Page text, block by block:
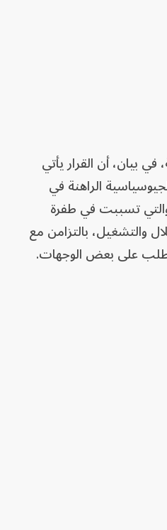
بيان، أن القرار يأتي
الراهنة في
تسببت في طفرة
والتشغيل، بالتزامن مع
على بعض الوجهات.